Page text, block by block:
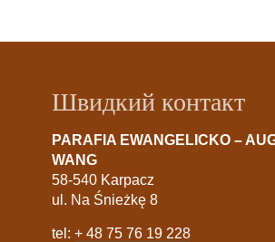
Швидкий контакт
PARAFIA EWANGELICKO –
WANG
58-540 Karpacz
ul. Na Śnieżkę 8
tel: + 48 75 76 19 228